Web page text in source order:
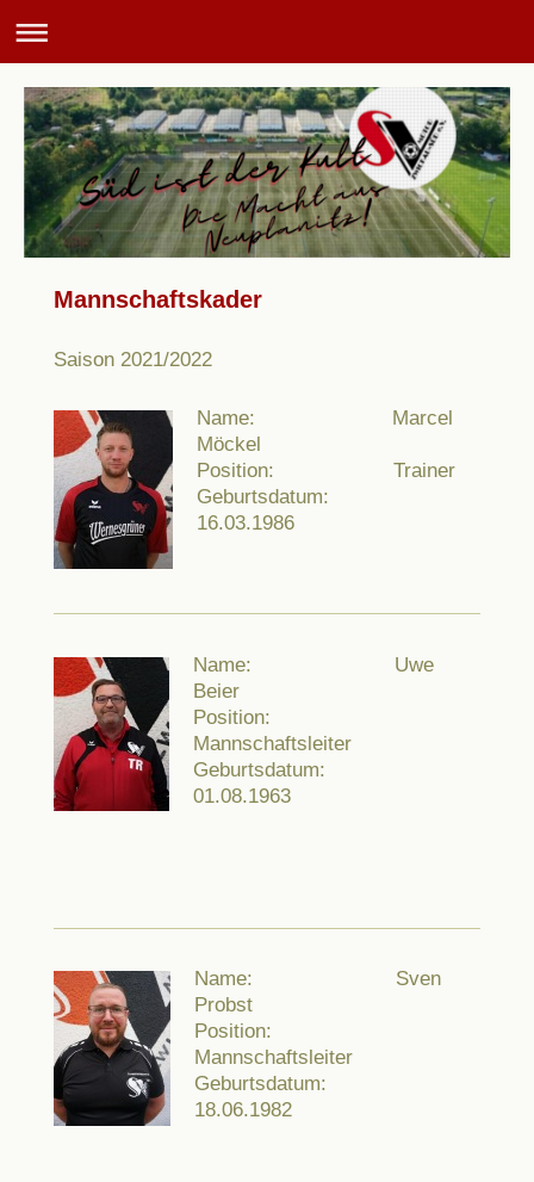
Mannschaftskader
Saison 2021/2022
Name: Marcel
Möckel
Position: Trainer
Geburtsdatum:
16.03.1986
Name: Uwe
Beier
Position:
Mannschaftsleiter
Geburtsdatum:
01.08.1963
Name: Sven
Probst
Position:
Mannschaftsleiter
Geburtsdatum:
18.06.1982